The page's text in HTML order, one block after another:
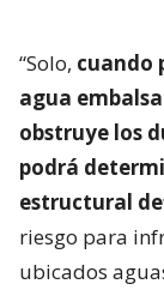
“Solo, cuando
agua
obstruye los
podrá
estructural
riesgo para
ubicados